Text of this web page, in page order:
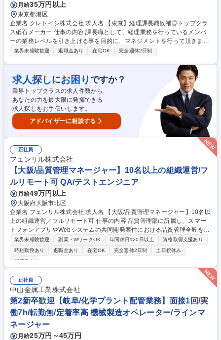
月給35万円以上
東京都港区
企業名 クレトイシ株式会社 求人名 【東京】経理課長職候補◎トップクラ
ス砥石メーカー 仕事の内容 課長職として、経理業務を行っているメンバ
ーの業務レベルを引き上げる事を目的に、マネジメントを行って頂きま
す。また、月次・年次決算業務のマネジメントが落ち着き次第、後継者育
の進捗管理および、監査法人との調整、会計論点整理 ・海外子会社管理、
現地経理・会計事務所との連携、移転価格の検討 ・財務や与信に関する課
題管理とその推進 ・海外子会社関係の経理業務の課題解決・推進 募集職
種 【東京】経理課長職候補◎トップクラス砥石メーカー
業界未経験歓迎 退職金あり 在宅OK 完全週休2日制
求人探しにお困り ですか？
業界トップクラスの求人件数から
あなたの力を最大限に発揮できる
求人探しをお手伝いします。
アドバイザーに相談する
正社員
フェンリル株式会社
【大阪/品質管理マネージャー】10名以上の組織運営/フ
ルリモート可 QA/テストエンジニア
月給49万円以上
大阪府大阪市北区
企業名 フェンリル株式会社 求人名 【大阪/品質管理マネージャー】10名以
上の組織運営／フルリモート可 仕事の内容 品質管理部に所属し、スマー
トフォンアプリやWebシステムの共同開発案件における品質管理全般をご
担当。テスト計画から品質分析に加え、10～20名規模の組織マネジメン
ト（評価・育成・アサイン）をお任せします。 開発部から独立した立場を
活かし、プロダクトとプロジェクト双方の品質改善を牽引していただきま
織マネジメント（メンバー評価、育成支援、他部門連携）【仕事の魅力】
鉄道やマスメディア等の業界最大手と直接取引を行い、多様な新規開発案
件に参画可能。社内リソース100％の環境で、QA組織の技術力底上げを主
導する醍醐味があります。 募集職種 【大阪/品質管理マネージャー】10名
以上の組織運営／フルリモート可
業界未経験歓迎 副業・WワークOK 年間休日120日以上
資格取得支援あり
時短勤務あり
退職金あり 在宅OK 完全週休2日制
土日祝休み
服装自由
正社員
中山金属工業株式会社
第2新卒歓迎【岐阜/化学プラント配管業務】面接1回/実
働7h/転勤無/定着率高 機械製造オペレーター/ラインマ
ネージャー
月給25万円～45万円